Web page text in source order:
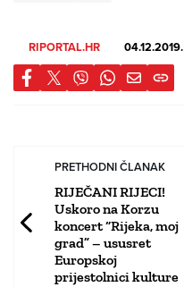
RIPORTAL.HR 04.12.2019.
PRETHODNI ČLANAK
RIJEČANI RIJECI!
Uskoro na Korzu
koncert “Rijeka, moj
grad” – ususret
Europskoj
prijestolnici kulture